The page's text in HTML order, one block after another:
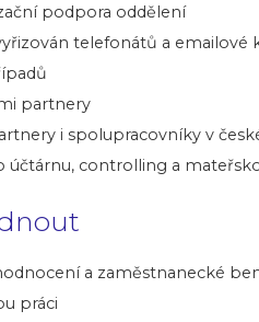
podpora oddělení
telefonátů a emailové
partnery
i spolupracovníky v
controlling a
a zaměstnanecké
práci